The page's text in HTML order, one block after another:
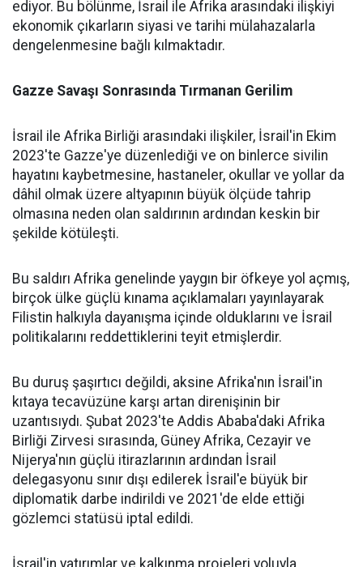
ediyor. Bu bölünme, İsrail ile Afrika arasındaki ilişkiyi
ekonomik çıkarların siyasi ve tarihi mülahazalarla
dengelenmesine bağlı kılmaktadır.
Gazze Savaşı Sonrasında Tırmanan Gerilim
İsrail ile Afrika Birliği arasındaki ilişkiler, İsrail'in Ekim
2023'te Gazze'ye düzenlediği ve on binlerce sivilin
hayatını kaybetmesine, hastaneler, okullar ve yollar da
dâhil olmak üzere altyapının büyük ölçüde tahrip
olmasına neden olan saldırının ardından keskin bir
şekilde kötüleşti.
Bu saldırı Afrika genelinde yaygın bir öfkeye yol açmış,
birçok ülke güçlü kınama açıklamaları yayınlayarak
Filistin halkıyla dayanışma içinde olduklarını ve İsrail
politikalarını reddettiklerini teyit etmişlerdir.
Bu duruş şaşırtıcı değildi, aksine Afrika'nın İsrail'in
kıtaya tecavüzüne karşı artan direnişinin bir
uzantısıydı. Şubat 2023'te Addis Ababa'daki Afrika
Birliği Zirvesi sırasında, Güney Afrika, Cezayir ve
Nijerya'nın güçlü itirazlarının ardından İsrail
delegasyonu sınır dışı edilerek İsrail'e büyük bir
diplomatik darbe indirildi ve 2021'de elde ettiği
gözlemci statüsü iptal edildi.